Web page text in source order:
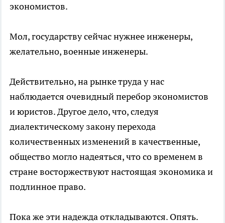
экономистов.
Мол, государству сейчас нужнее инженеры,
желательно, военные инженеры.
Действительно, на рынке труда у нас
наблюдается очевидный перебор экономистов
и юристов. Другое дело, что, следуя
диалектическому закону перехода
количественных изменений в качественные,
общество могло надеяться, что со временем в
стране восторжествуют настоящая экономика и
подлинное право.
Пока же эти надежда откладываются. Опять.